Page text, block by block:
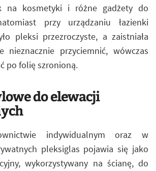
na kosmetyki i różne gadżety do
przy urządzaniu łazienki
pleksi przezroczyste, a zaistniała
nieznacznie przyciemnić, wówczas
po folię szronioną.
do elewacji
indywidualnym oraz w
pleksiglas pojawia się jako
wykorzystywany na ścianę, do